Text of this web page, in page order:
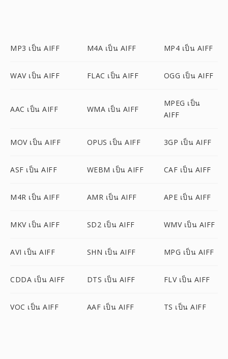
MP3 เป็น AIFF M4A เป็น AIFF MP4 เป็น AIFF
WAV เป็น AIFF FLAC เป็น AIFF OGG เป็น AIFF
AAC เป็น AIFF WMA เป็น AIFF
MPEG เป็น
AIFF
MOV เป็น AIFF OPUS เป็น AIFF 3GP เป็น AIFF
ASF เป็น AIFF WEBM เป็น AIFF CAF เป็น AIFF
M4R เป็น AIFF AMR เป็น AIFF APE เป็น AIFF
MKV เป็น AIFF SD2 เป็น AIFF WMV เป็น AIFF
AVI เป็น AIFF SHN เป็น AIFF MPG เป็น AIFF
CDDA เป็น AIFF DTS เป็น AIFF FLV เป็น AIFF
VOC เป็น AIFF AAF เป็น AIFF TS เป็น AIFF